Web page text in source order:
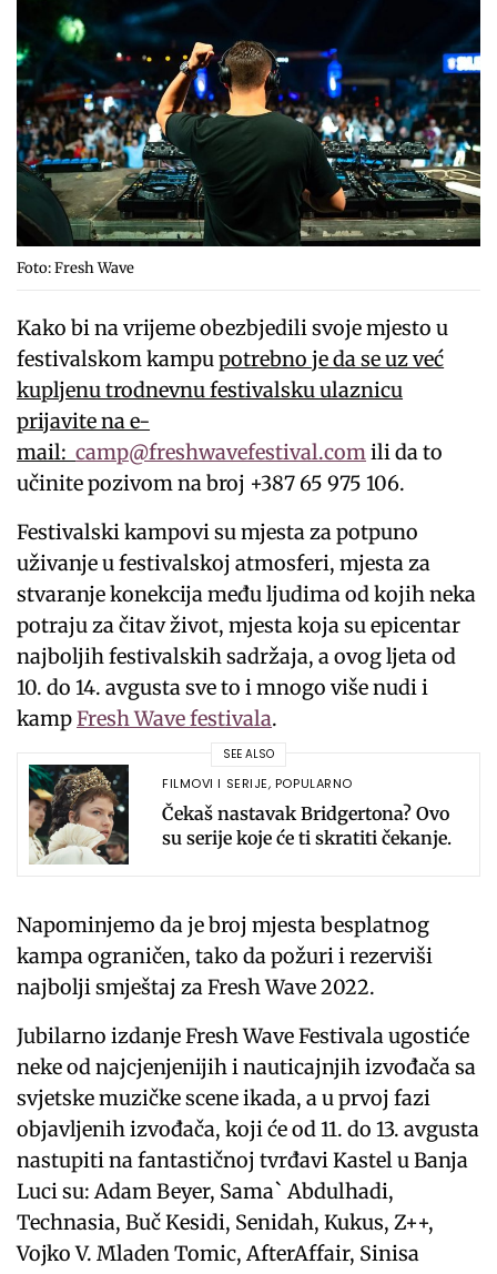
Foto: Fresh Wave
Kako bi na vrijeme obezbjedili svoje mjesto u
festivalskom kampupotrebno je da se uz već
kupljenu trodnevnu festivalsku ulaznicu
prijavite na e-
mail:camp@freshwavefestival.com ili da to
učinite pozivom na broj +387 65 975 106.
Festivalski kampovi su mjesta za potpuno
uživanje u festivalskoj atmosferi, mjesta za
stvaranje konekcija među ljudima od kojih neka
potraju za čitav život, mjesta koja su epicentar
najboljih festivalskih sadržaja, a ovog ljeta od
10. do 14. avgusta sve to i mnogo više nudi i
kampFresh Wave festivala.
SEE ALSO
FILMOVI I SERIJE, POPULARNO
Čekaš nastavak Bridgertona? Ovo
su serije koje će ti skratiti čekanje.
Napominjemo da je broj mjesta besplatnog
kampa ograničen, tako da požuri i rezerviši
najbolji smještaj za Fresh Wave 2022.
Jubilarno izdanje Fresh Wave Festivala ugostiće
neke od najcjenjenijih i nauticajnjih izvođača sa
svjetske muzičke scene ikada, a u prvoj fazi
objavljenih izvođača, koji će od 11. do 13. avgusta
nastupiti na fantastičnoj tvrđavi Kastel u Banja
Luci su: Adam Beyer, Sama` Abdulhadi,
Technasia, Buč Kesidi, Senidah, Kukus, Z++,
Vojko V. Mladen Tomic, AfterAffair, Sinisa